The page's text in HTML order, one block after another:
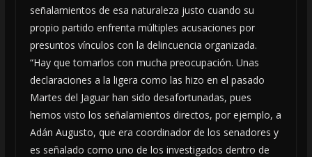
señalamientos de esa naturaleza justo cuando su
propio partido enfrenta múltiples acusaciones por
presuntos vínculos con la delincuencia organizada.
“Hay que tomarlos con mucha preocupación. Unas
declaraciones a la ligera como las hizo en el pasado
Martes del Jaguar han sido desafortunadas, pues
hemos visto los señalamientos directos, por ejemplo, a
Adán Augusto, que era coordinador de los senadores y
es señalado como uno de los investigados dentro de